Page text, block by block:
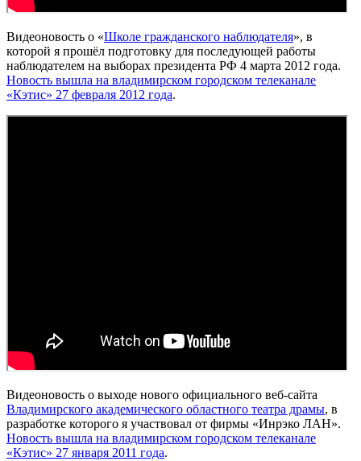
Видеоновость о «Школе гражданского наблюдателя», в
которой я прошёл подготовку для последующей работы
наблюдателем на выборах президента РФ 4 марта 2012 года.
Новость вышла на владимирском городском телеканале
«Кэтис» 27 февраля 2012 года.
Видеоновость о выходе нового официального веб-сайта
Владимирского академического областного театра драмы, в
разработке которого я участвовал от фирмы «Инрэко ЛАН».
Новость вышла на владимирском городском телеканале
«Кэтис» 27 января 2011 года.